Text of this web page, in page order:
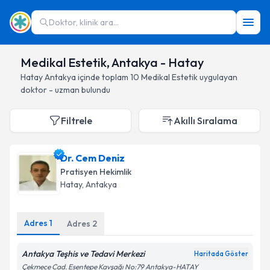
Doktor, klinik ara...
Medikal Estetik, Antakya - Hatay
HatayAntakya içinde toplam 10 Medikal Estetikuygulayan
doktor - uzman bulundu
Filtrele Akıllı Sıralama
Dr. Cem Deniz
Pratisyen Hekimlik
Hatay, Antakya
Adres 1 Adres 2
Antakya Teşhis ve Tedavi Merkezi Haritada Göster
Çekmece Cad. Esentepe Kavşağı No:79 Antakya-HATAY